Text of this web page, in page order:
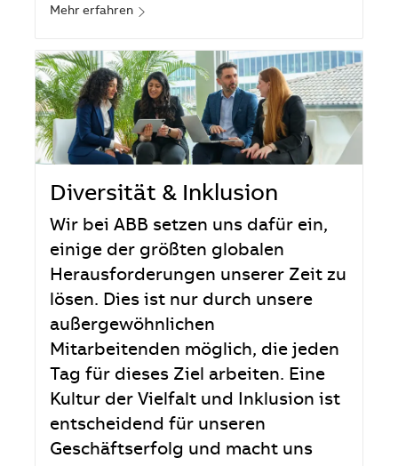
Mehr erfahren
Diversität & Inklusion
Wir bei ABB setzen uns dafür ein,
einige der größten globalen
Herausforderungen unserer Zeit zu
lösen. Dies ist nur durch unsere
außergewöhnlichen
Mitarbeitenden möglich, die jeden
Tag für dieses Ziel arbeiten. Eine
Kultur der Vielfalt und Inklusion ist
entscheidend für unseren
Geschäftserfolg und macht uns